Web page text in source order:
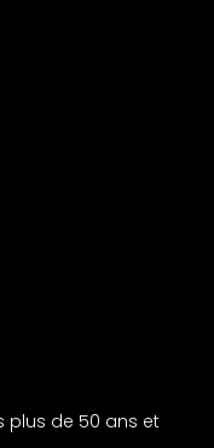
plus de 50 ans et